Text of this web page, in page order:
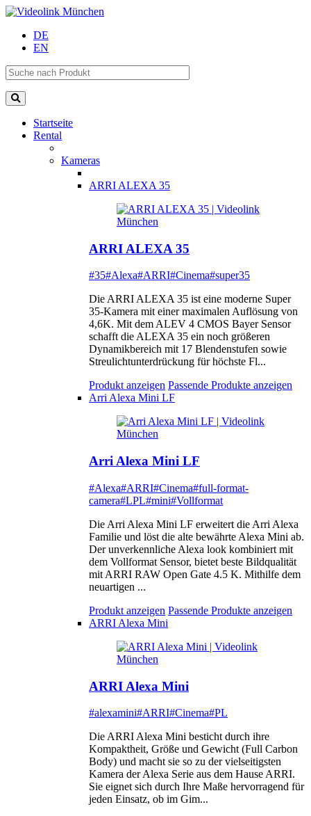
DE
EN
Startseite
Rental
Kameras
ARRI ALEXA 35
ARRI ALEXA 35
#35#Alexa#ARRI#Cinema#super35
Die ARRI ALEXA 35 ist eine moderne Super
35-Kamera mit einer maximalen Auflösung von
4,6K. Mit dem ALEV 4 CMOS Bayer Sensor
schafft die ALEXA 35 ein noch größeren
Dynamikbereich mit 17 Blendenstufen sowie
Streulichtunterdrückung für höchste Fl...
Produkt anzeigen Passende Produkte anzeigen
Arri Alexa Mini LF
Arri Alexa Mini LF
#Alexa#ARRI#Cinema#full-format-
camera#LPL#mini#Vollformat
Die Arri Alexa Mini LF erweitert die Arri Alexa
Familie und löst die alte bewährte Alexa Mini ab.
Der unverkennliche Alexa look kombiniert mit
dem Vollformat Sensor, bietet beste Bildqualität
mit ARRI RAW Open Gate 4.5 K. Mithilfe dem
neuartigen ...
Produkt anzeigen Passende Produkte anzeigen
ARRI Alexa Mini
ARRI Alexa Mini
#alexamini#ARRI#Cinema#PL
Die ARRI Alexa Mini besticht durch ihre
Kompaktheit, Größe und Gewicht (Full Carbon
Body) und macht sie so zu der vielseitigsten
Kamera der Alexa Serie aus dem Hause ARRI.
Sie eignet sich durch Ihre Maße hervorragend für
jeden Einsatz, ob im Gim...